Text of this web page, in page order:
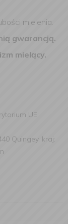
mielenia.
gwarancją.
mielący.
UE:
Quingey, kraj: